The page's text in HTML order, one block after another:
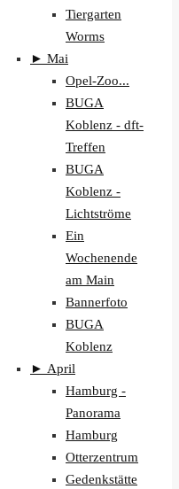
Tiergarten
Worms
► Mai
Opel-Zoo...
BUGA
Koblenz - dft-
Treffen
BUGA
Koblenz -
Lichtströme
Ein
Wochenende
am Main
Bannerfoto
BUGA
Koblenz
► April
Hamburg -
Panorama
Hamburg
Otterzentrum
Gedenkstätte